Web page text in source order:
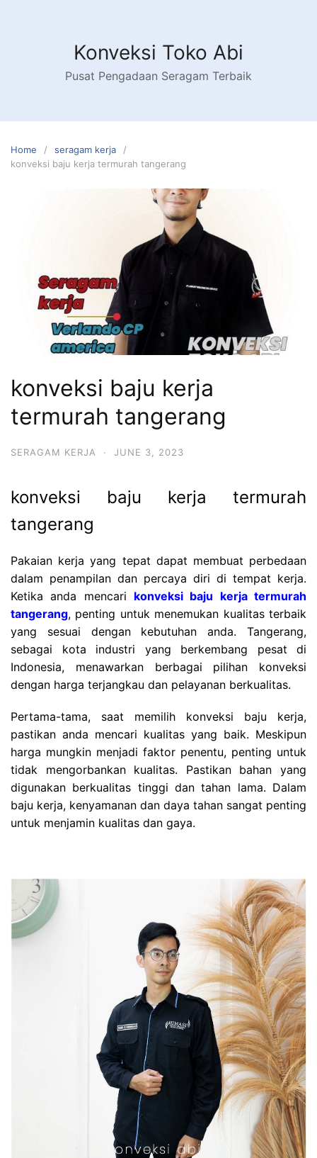
Konveksi Toko Abi
Pusat Pengadaan Seragam Terbaik
Home
seragam kerja
konveksi baju kerja termurah tangerang
konveksi baju kerja
termurah tangerang
SERAGAM KERJA · JUNE 3, 2023
konveksi baju kerja termurah
tangerang
Pakaian kerja yang tepat dapat membuat perbedaan
dalam penampilan dan percaya diri di tempat kerja.
Ketika anda mencari konveksi baju kerja termurah
tangerang, penting untuk menemukan kualitas terbaik
yang sesuai dengan kebutuhan anda. Tangerang,
sebagai kota industri yang berkembang pesat di
Indonesia, menawarkan berbagai pilihan konveksi
dengan harga terjangkau dan pelayanan berkualitas.
Pertama-tama, saat memilih konveksi baju kerja,
pastikan anda mencari kualitas yang baik. Meskipun
harga mungkin menjadi faktor penentu, penting untuk
tidak mengorbankan kualitas. Pastikan bahan yang
digunakan berkualitas tinggi dan tahan lama. Dalam
baju kerja, kenyamanan dan daya tahan sangat penting
untuk menjamin kualitas dan gaya.